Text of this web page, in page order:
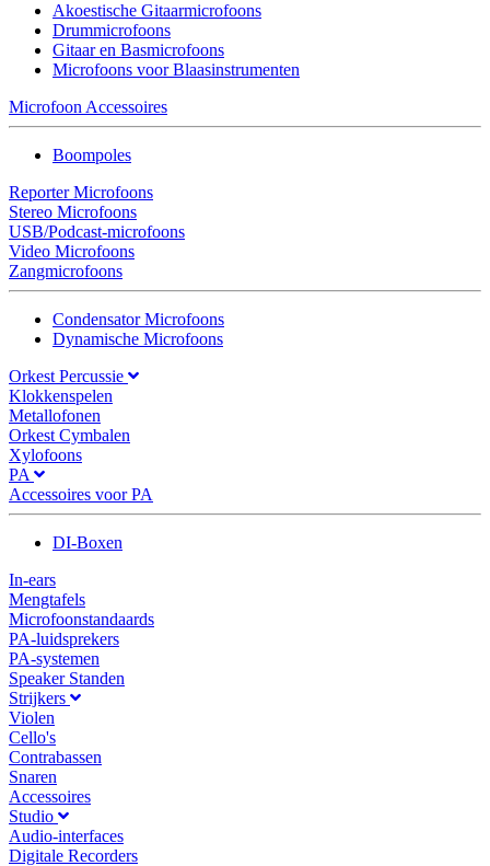
Akoestische Gitaarmicrofoons
Drummicrofoons
Gitaar en Basmicrofoons
Microfoons voor Blaasinstrumenten
Microfoon Accessoires
Boompoles
Reporter Microfoons
Stereo Microfoons
USB/Podcast-microfoons
Video Microfoons
Zangmicrofoons
Condensator Microfoons
Dynamische Microfoons
Orkest Percussie
Klokkenspelen
Metallofonen
Orkest Cymbalen
Xylofoons
PA
Accessoires voor PA
DI-Boxen
In-ears
Mengtafels
Microfoonstandaards
PA-luidsprekers
PA-systemen
Speaker Standen
Strijkers
Violen
Cello's
Contrabassen
Snaren
Accessoires
Studio
Audio-interfaces
Digitale Recorders